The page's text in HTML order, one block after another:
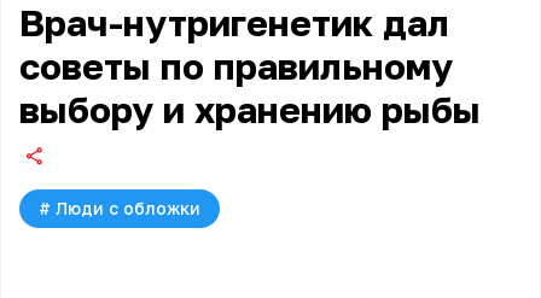
Врач-нутригенетик дал
советы по правильному
выбору и хранению рыбы
# Люди с обложки